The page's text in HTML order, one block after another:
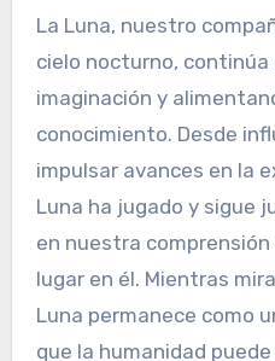
La Luna, nuestro
cielo nocturno,
imaginación y
conocimiento. Desde
impulsar avances en la
Luna ha jugado y sigue
en nuestra
lugar en él. Mientras
Luna permanece como
que la humanidad